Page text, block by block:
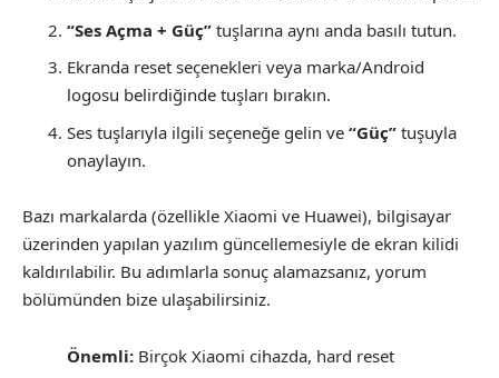
“Ses Açma + Güç” tuşlarına aynı anda basılı tutun.
Ekranda reset seçenekleri veya marka/Android
logosu belirdiğinde tuşları bırakın.
Ses tuşlarıyla ilgili seçeneğe gelin ve “Güç” tuşuyla
onaylayın.
Bazı markalarda (özellikle Xiaomi ve Huawei), bilgisayar
üzerinden yapılan yazılım güncellemesiyle de ekran kilidi
kaldırılabilir. Bu adımlarla sonuç alamazsanız, yorum
bölümünden bize ulaşabilirsiniz.
Önemli: Birçok Xiaomi cihazda, hard reset